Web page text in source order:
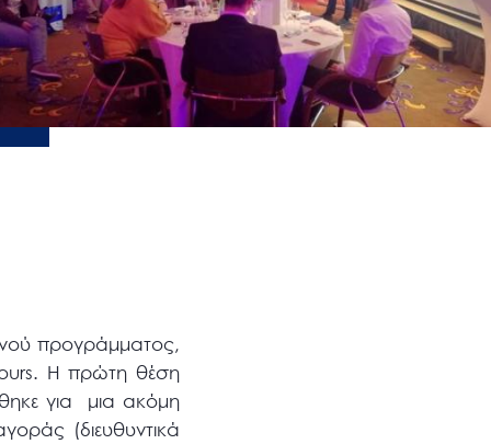
προγράμματος,
Η πρώτη θέση
για μια ακόμη
(διευθυντικά